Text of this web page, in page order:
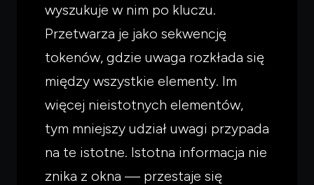
wyszukuje w nim po kluczu.
Przetwarza je jako sekwencję
tokenów, gdzie uwaga rozkłada się
między wszystkie elementy. Im
więcej nieistotnych elementów,
tym mniejszy udział uwagi przypada
na te istotne. Istotna informacja nie
znika z okna — przestaje się